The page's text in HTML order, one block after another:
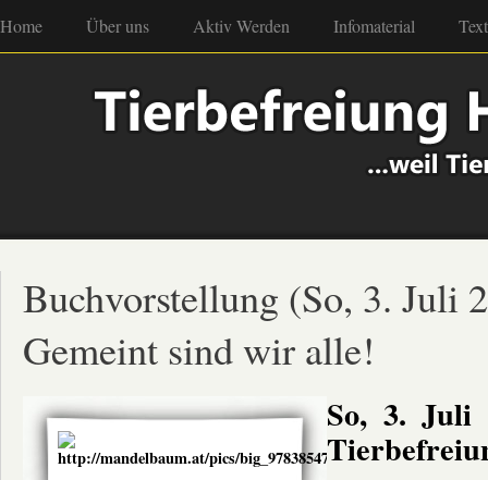
Home Über uns Aktiv Werden Infomaterial
Buchvorstellung (So, 3. Juli
Gemeint sind wir alle!
So, 3. Juli